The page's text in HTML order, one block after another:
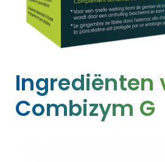
Ingrediënten
Combizym G